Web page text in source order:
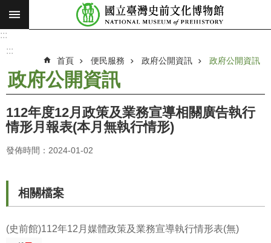
跳到主要內容區塊
搜
願
使
命
最
息
參
:::
:::
首頁 便民服務 政府公開資訊 政府公開資訊
政府公開資訊
112年度12月政策及業務宣導相關廣告執行
情形月報表(本月無執行情形)
發佈時間：2024-01-02
相關檔案
(史前館)112年12月媒體政策及業務宣導執行情形表(無)